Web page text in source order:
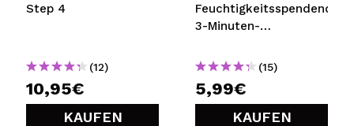
Step 4
(12)
10,95€
KAUFEN
Feuchtigkeitsspendende
3-Minuten-
(15)
5,99€
KAUFEN